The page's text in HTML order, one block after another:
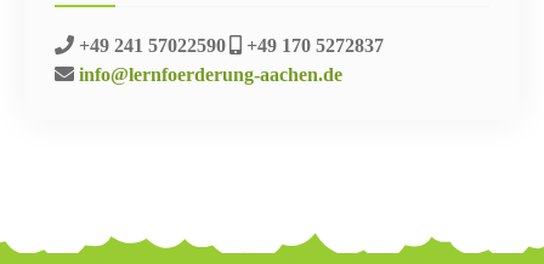
+49 241 57022590
+49 170 5272837
info@lernfoerderung-aachen.de